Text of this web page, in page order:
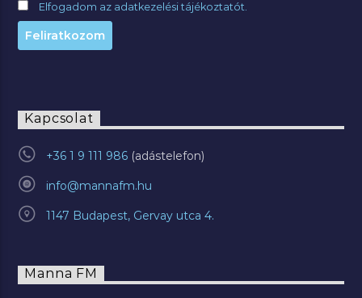
Elfogadom az adatkezelési tájékoztatót.
Kapcsolat
+36 1 9 111 986
info@mannafm.hu
1147 Budapest, Gervay utca 4.
Manna FM